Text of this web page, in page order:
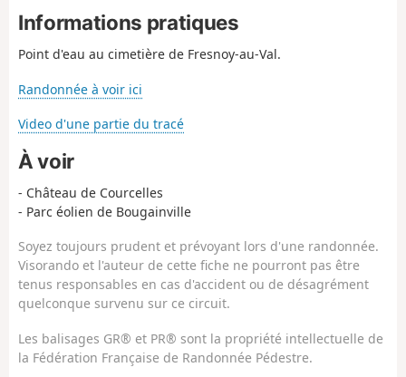
Informations pratiques
Point d'eau au cimetière de Fresnoy-au-Val.
Randonnée à voir ici
Video d'une partie du tracé
À voir
- Château de Courcelles
- Parc éolien de Bougainville
Soyez toujours prudent et prévoyant lors d'une randonnée.
Visorando et l'auteur de cette fiche ne pourront pas être
tenus responsables en cas d'accident ou de désagrément
quelconque survenu sur ce circuit.
Les balisages GR® et PR® sont la propriété intellectuelle de
la Fédération Française de Randonnée Pédestre.